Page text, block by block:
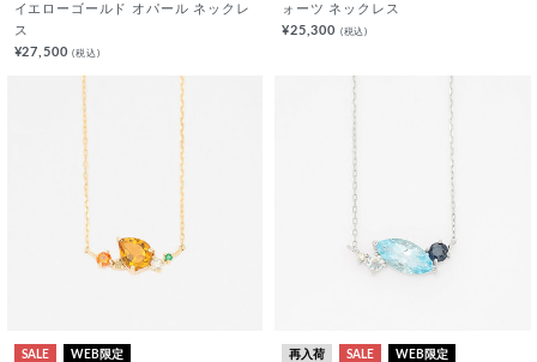
イエローゴールド オパール ネックレ
ス
¥27,500(税込)
ォーツ ネックレス
¥25,300 (税込)
SALE WEB限定 再入荷 SALE WEB限定